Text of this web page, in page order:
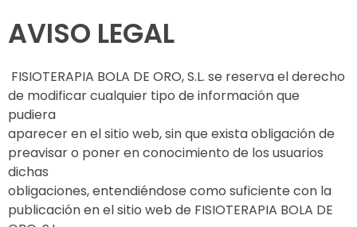
AVISO LEGAL
FISIOTERAPIA BOLA DE ORO, S.L. se reserva el derecho
de modificar cualquier tipo de información que
pudiera
aparecer en el sitio web, sin que exista obligación de
preavisar o poner en conocimiento de los usuarios
dichas
obligaciones, entendiéndose como suficiente con la
publicación en el sitio web de FISIOTERAPIA BOLA DE